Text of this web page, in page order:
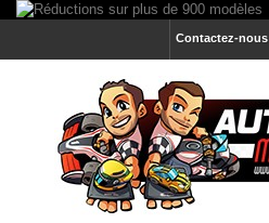
Contactez-nous